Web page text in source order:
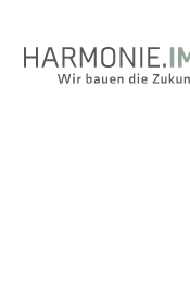
Inhalt
springen